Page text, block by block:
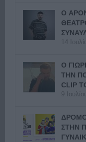
Ο
14
Ο
ΤΗΝ
CLIP
9
ΣΤΗΝ